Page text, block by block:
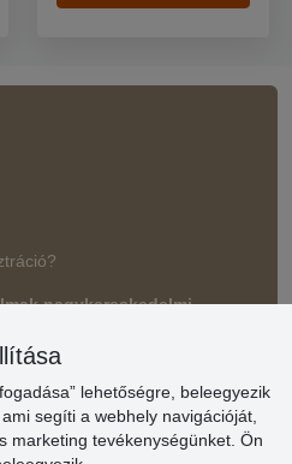
nagykereskedelmi
lehetőségre, beleegyezik
segíti a webhely navigációját,
marketing tevékenységünket. Ön